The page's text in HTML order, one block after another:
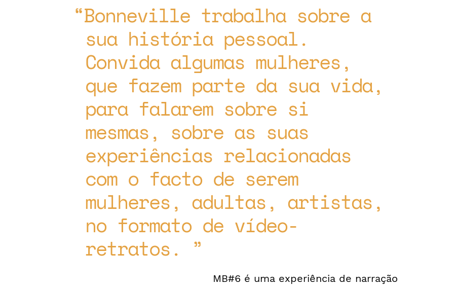
Bonneville trabalha sobre a
sua história pessoal.
Convida algumas mulheres,
que fazem parte da sua vida,
para falarem sobre si
mesmas, sobre as suas
experiências relacionadas
com o facto de serem
mulheres, adultas, artistas,
no formato de vídeo-
retratos.
MB#6 é uma experiência de narração